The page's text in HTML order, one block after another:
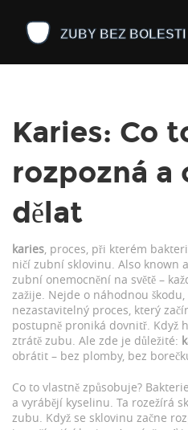
Karies: Co
rozpozná a
dělat
karies, proces, při kterém
ničí zubní sklovinu. Also known
zubní onemocnění na světě –
zažije. Nejde o náhodnou
nezastavitelný proces, který
postupně proniká dovnitř. Když
ztrátě zubu. Ale zde je důležité:
obrátit – bez plomby, bez
Co to vlastně způsobuje?
a vyrábějí kyselinu. Ta rozežírá
zubu. Když se sklovinu začne